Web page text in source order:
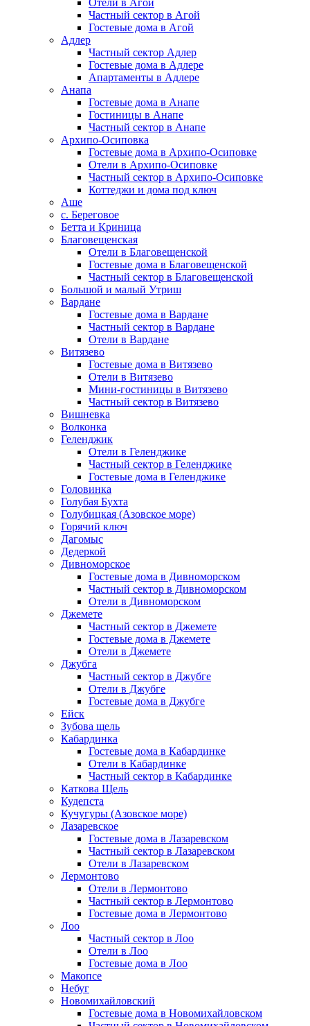
Отели в Агой
Частный сектор в Агой
Гостевые дома в Агой
Адлер
Частный сектор Адлер
Гостевые дома в Адлере
Апартаменты в Адлере
Анапа
Гостевые дома в Анапе
Гостиницы в Анапе
Частный сектор в Анапе
Архипо-Осиповка
Гостевые дома в Архипо-Осиповке
Отели в Архипо-Осиповке
Частный сектор в Архипо-Осиповке
Коттеджи и дома под ключ
Аше
с. Береговое
Бетта и Криница
Благовещенская
Отели в Благовещенской
Гостевые дома в Благовещенской
Частный сектор в Благовещенской
Большой и малый Утриш
Вардане
Гостевые дома в Вардане
Частный сектор в Вардане
Отели в Вардане
Витязево
Гостевые дома в Витязево
Отели в Витязево
Мини-гостиницы в Витязево
Частный сектор в Витязево
Вишневка
Волконка
Геленджик
Отели в Геленджике
Частный сектор в Геленджике
Гостевые дома в Геленджике
Головинка
Голубая Бухта
Голубицкая (Азовское море)
Горячий ключ
Дагомыс
Дедеркой
Дивноморское
Гостевые дома в Дивноморском
Частный сектор в Дивноморском
Отели в Дивноморском
Джемете
Частный сектор в Джемете
Гостевые дома в Джемете
Отели в Джемете
Джубга
Частный сектор в Джубге
Отели в Джубге
Гостевые дома в Джубге
Ейск
Зубова щель
Кабардинка
Гостевые дома в Кабардинке
Отели в Кабардинке
Частный сектор в Кабардинке
Каткова Щель
Кудепста
Кучугуры (Азовское море)
Лазаревское
Гостевые дома в Лазаревском
Частный сектор в Лазаревском
Отели в Лазаревском
Лермонтово
Отели в Лермонтово
Частный сектор в Лермонтово
Гостевые дома в Лермонтово
Лоо
Частный сектор в Лоо
Отели в Лоо
Гостевые дома в Лоо
Макопсе
Небуг
Новомихайловский
Гостевые дома в Новомихайловском